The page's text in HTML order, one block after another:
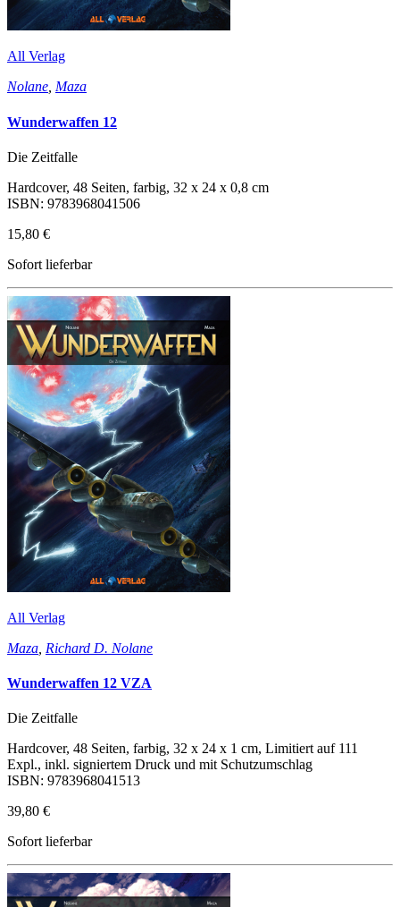
All Verlag
Nolane Maza
Wunderwaffen 12
Die Zeitfalle
Hardcover, 48 Seiten, farbig, 32 x 24 x 0,8 cm
ISBN: 9783968041506
15,80 €
Sofort lieferbar
All Verlag
Maza Richard D. Nolane
Wunderwaffen 12 VZA
Die Zeitfalle
Hardcover, 48 Seiten, farbig, 32 x 24 x 1 cm, Limitiert auf 111
Expl., inkl. signiertem Druck und mit Schutzumschlag
ISBN: 9783968041513
39,80 €
Sofort lieferbar